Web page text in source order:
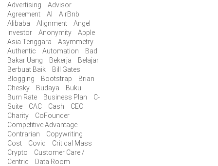
Advertising
Advisor
Agreement
AI
AirBnb
Alibaba
Alignment
Angel
Investor
Anonymity
Apple
Asia Tenggara
Asymmetry
Authentic
Automation
Bad
Bakar Uang
Bekerja
Belajar
Berbuat Baik
Bill Gates
Blogging
Bootstrap
Brian
Chesky
Budaya
Buku
Burn Rate
Business Plan
C-
Suite
CAC Cash
CEO
Charity
CoFounder
Competitive Advantage
Contrarian
Copywriting
Cost
Covid
Critical Mass
Crypto
Customer Care /
Centric
Data Room